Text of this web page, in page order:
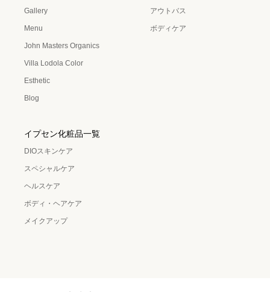
Gallery
Menu
John Masters Organics
Villa Lodola Color
Esthetic
Blog
アウトバス
ボディケア
イプセン化粧品一覧
DIOスキンケア
スペシャルケア
ヘルスケア
ボディ・ヘアケア
メイクアップ